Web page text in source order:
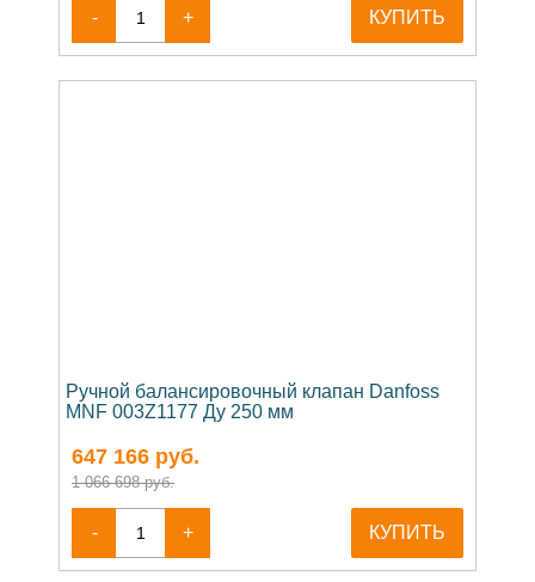
- + КУПИТЬ
Ручной балансировочный клапан Danfoss
MNF 003Z1177 Ду 250 мм
647 166 руб.
1 066 698 руб.
- + КУПИТЬ